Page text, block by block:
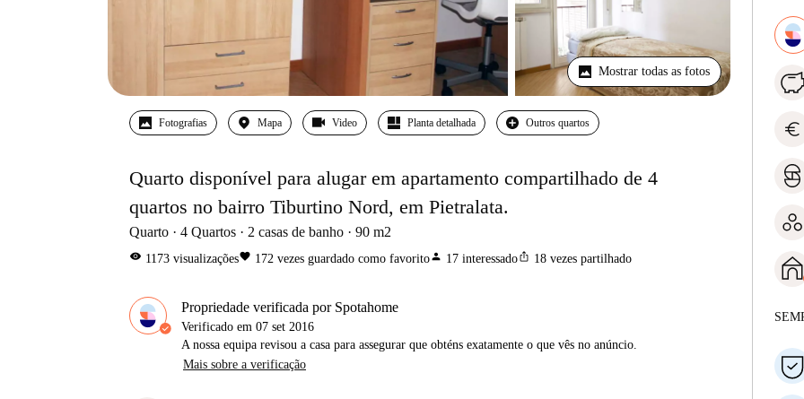
Mostrar todas as fotos
Fotografias Mapa Video Planta detalhada Outros quartos
Quarto disponível para alugar em apartamento compartilhado de 4
quartos no bairro Tiburtino Nord, em Pietralata.
Quarto 4 Quartos 2 casas de banho 90 m2
visibility 1173 visualizaçõesfavorite 172 vezes guardado como favoritoperson 17 interessadoios_share 18 vezes partilhado
Propriedade verificada por Spotahome
Verificado em 07 set 2016
A nossa equipa revisou a casa para assegurar que obténs exatamente o que vês no anúncio.
Mais sobre a verificação
euro